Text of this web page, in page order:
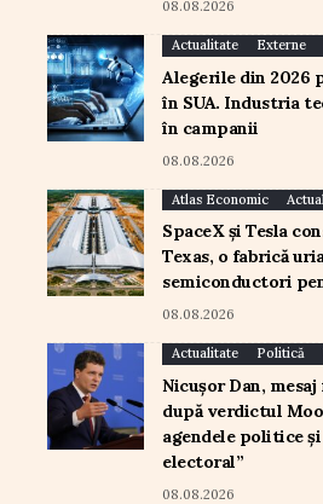
08.08.2026
Actualitate Externe
Alegerile din 2026
în SUA. Industria
în campanii
08.08.2026
Atlas Economic
SpaceX și Tesla
Texas, o fabrică
semiconductori
08.08.2026
Actualitate Politică
Nicușor Dan,
după verdictul
agendele politice
electoral”
08.08.2026